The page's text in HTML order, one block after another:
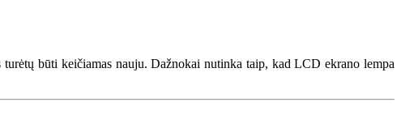
būti keičiamas nauju. Dažnokai nutinka taip, kad LCD ekrano lempa